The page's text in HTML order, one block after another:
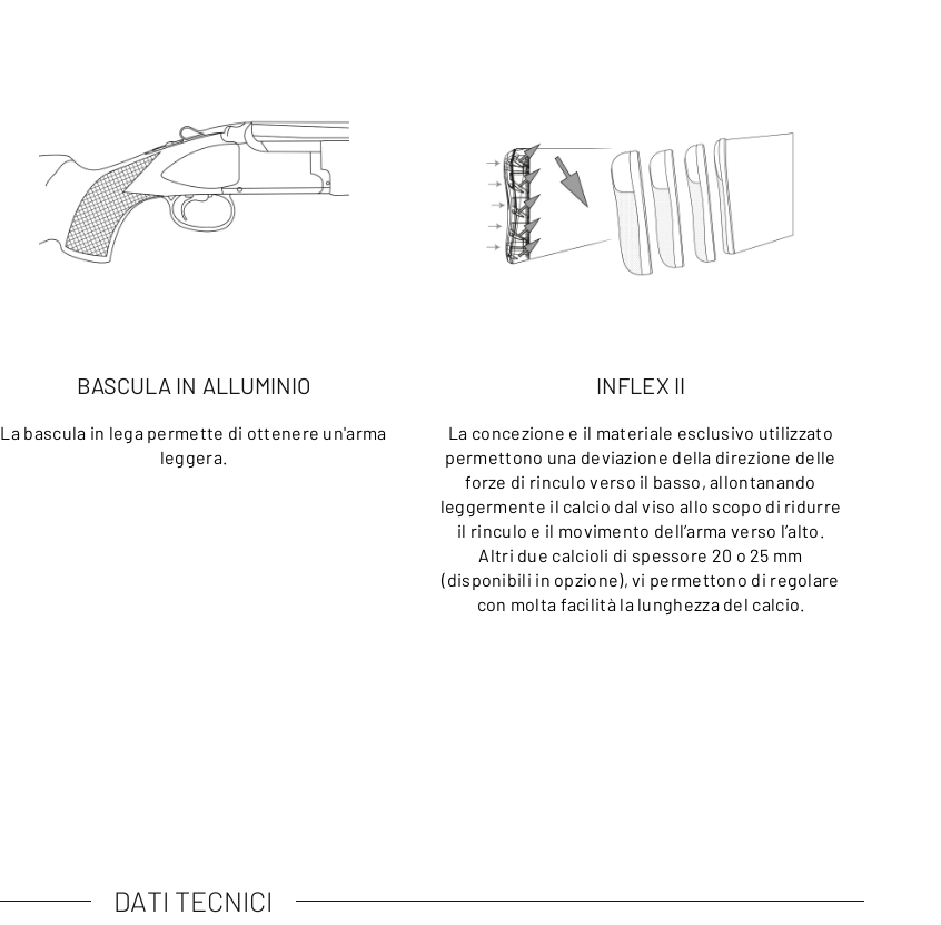
BASCULA IN ALLUMINIO
La bascula in lega permette di ottenere un'arma
leggera.
INFLEX II
La concezione e il materiale esclusivo utilizzato
permettono una deviazione della direzione delle
forze di rinculo verso il basso, allontanando
leggermente il calcio dal viso allo scopo di ridurre
il rinculo e il movimento dell’arma verso l’alto.
Altri due calcioli di spessore 20 o 25 mm
(disponibili in opzione), vi permettono di regolare
con molta facilità la lunghezza del calcio.
DATI TECNICI